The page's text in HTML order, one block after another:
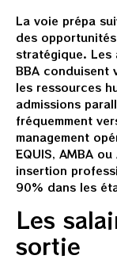
La voie prépa
des
stratégique. Les
BBA conduisent
les ressources
admissions
fréquemment
management
EQUIS, AMBA
insertion
90% dans les
Les
sortie